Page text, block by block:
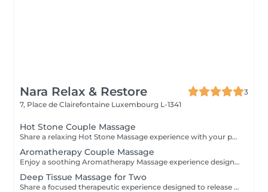
Nara Relax & Restore
3
7, Place de Clairefontaine Luxembourg L-1341
Hot Stone Couple Massage
Share a relaxing Hot Stone Massage experience with your partner, friend, or loved one. Smooth heated stones and warm oils help ease muscular tension while creating a calming and memorable wellness experience.
Aromatherapy Couple Massage
Enjoy a soothing Aromatherapy Massage experience designed for two. Carefully selected aromatic oils are combined with gentle, flowing massage techniques to create a deeply calming and enjoyable treatment. The natural fragrances help create a peaceful atmosphere, while the massage promotes relaxation and comfort. An ideal choice for couples, friends, or family members wishing to share a moment of tranquillity and well-being.
Deep Tissue Massage for Two
Share a focused therapeutic experience designed to release deep-seated tension and restore freedom of movement. Using slow, targeted pressure, this treatment works into deeper muscle layers and connective tissue, making it ideal for persistent tightness, physical strain, and active lifestyles.